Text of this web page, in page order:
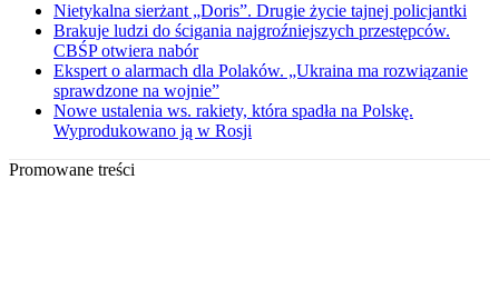
Nietykalna sierżant „Doris”. Drugie życie tajnej policjantki
Brakuje ludzi do ścigania najgroźniejszych przestępców.
CBŚP otwiera nabór
Ekspert o alarmach dla Polaków. „Ukraina ma rozwiązanie
sprawdzone na wojnie”
Nowe ustalenia ws. rakiety, która spadła na Polskę.
Wyprodukowano ją w Rosji
Promowane treści